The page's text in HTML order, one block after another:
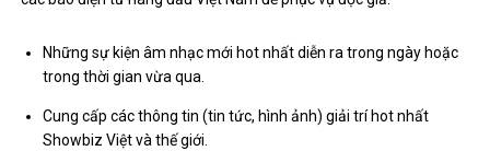
Những sự kiện âm nhạc mới hot nhất diễn ra trong ngày hoặc
trong thời gian vừa qua.
Cung cấp các thông tin (tin tức, hình ảnh) giải trí hot nhất
Showbiz Việt và thế giới.